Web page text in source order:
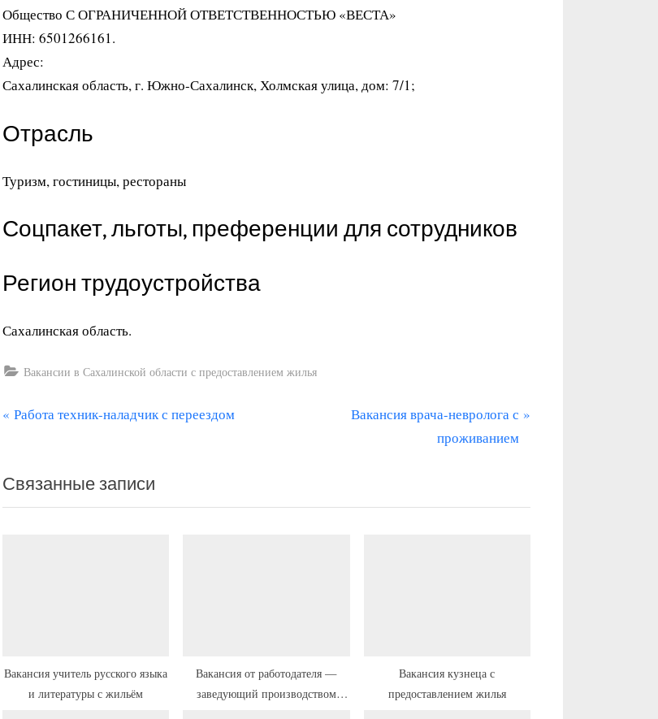
Общество С ОГРАНИЧЕННОЙ ОТВЕТСТВЕННОСТЬЮ «ВЕСТА»
ИНН: 6501266161.
Адрес:
Сахалинская область, г. Южно-Сахалинск, Холмская улица, дом: 7/1;
Отрасль
Туризм, гостиницы, рестораны
Соцпакет, льготы, преференции для сотрудников
Регион трудоустройства
Сахалинская область.
Вакансии в Сахалинской области с предоставлением жилья
Навигация
записям
П
д
ы
а
Работа техник-наладчик с переездом
С
у
Вакансия врача-невролога с
проживанием
Связанные записи
Вакансия учитель русского языка
и литературы с жильём
Вакансия от работодателя —
заведующий производством
Вакансия кузнеца с
предоставлением жилья